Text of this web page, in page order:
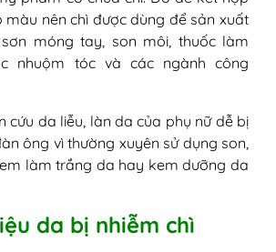
màu nên chì được dùng để sản xuất
móng tay, son môi, thuốc làm
nhuộm tóc và các ngành công
cứu da liễu, làn da của phụ nữ dễ bị
ông vì thường xuyên sử dụng son,
làm trắng da hay kem dưỡng da
da bị nhiễm chì